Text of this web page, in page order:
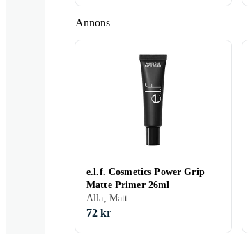
Annons
e.l.f. Cosmetics Power Grip
Matte Primer 26ml
Alla, Matt
72 kr